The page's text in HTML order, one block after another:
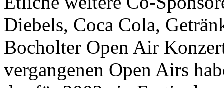
Diebels, Coca Cola,
Bocholter Open Air
vergangenen Open Airs